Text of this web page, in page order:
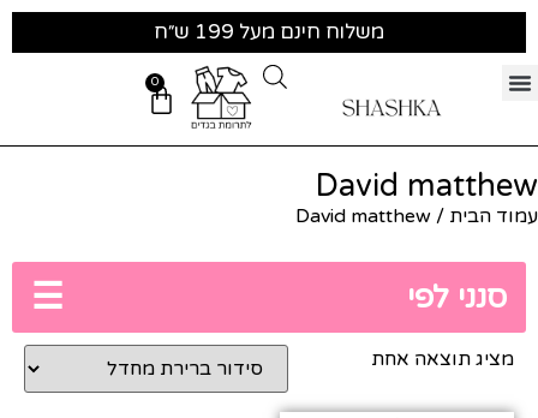
משלוח חינם מעל 199 ש״ח
0
David matthew
עמוד הבית / David matthew
סנני לפי ☰
מציג תוצאה אחת